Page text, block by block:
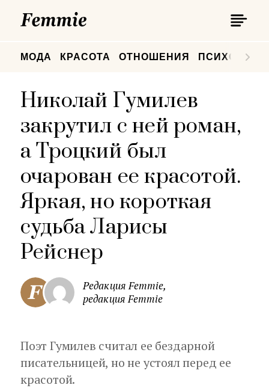
МОДА КРАСОТА ОТНОШЕНИЯ
Николай Гумилев
закрутил с ней роман,
а Троцкий был
очарован ее красотой.
Яркая, но короткая
судьба Ларисы
Рейснер
Редакция Femmie,
редакция Femmie
Поэт Гумилев считал ее бездарной
писательницей, но не устоял перед ее
красотой.